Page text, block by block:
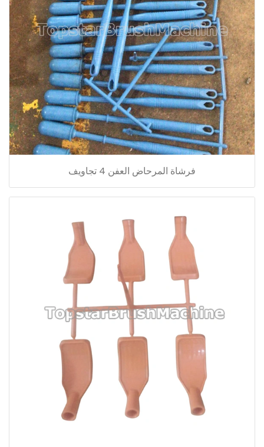
فرشاة المرحاض العفن 4 تجاويف